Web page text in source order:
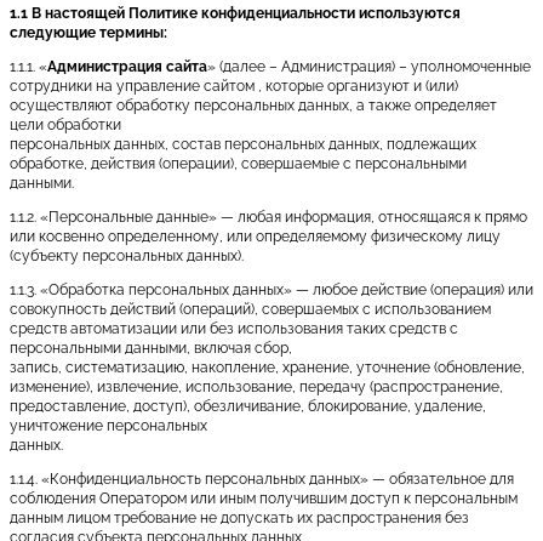
1.1 В настоящей Политике конфиденциальности используются
следующие термины:
1.1.1. «Администрация сайта» (далее – Администрация) – уполномоченные
сотрудники на управление сайтом , которые организуют и (или)
осуществляют обработку персональных данных, а также определяет
цели обработки
персональных данных, состав персональных данных, подлежащих
обработке, действия (операции), совершаемые с персональными
данными.
1.1.2. «Персональные данные» — любая информация, относящаяся к прямо
или косвенно определенному, или определяемому физическому лицу
(субъекту персональных данных).
1.1.3. «Обработка персональных данных» — любое действие (операция) или
совокупность действий (операций), совершаемых с использованием
средств автоматизации или без использования таких средств с
персональными данными, включая сбор,
запись, систематизацию, накопление, хранение, уточнение (обновление,
изменение), извлечение, использование, передачу (распространение,
предоставление, доступ), обезличивание, блокирование, удаление,
уничтожение персональных
данных.
1.1.4. «Конфиденциальность персональных данных» — обязательное для
соблюдения Оператором или иным получившим доступ к персональным
данным лицом требование не допускать их распространения без
согласия субъекта персональных данных